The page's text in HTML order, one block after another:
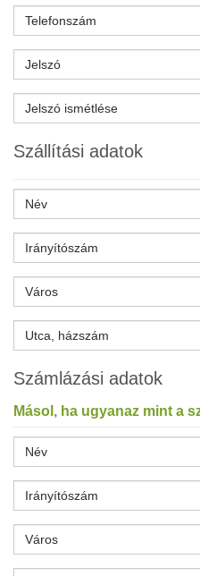
Szállítási adatok
Számlázási adatok
Másol, ha ugyanaz mint a